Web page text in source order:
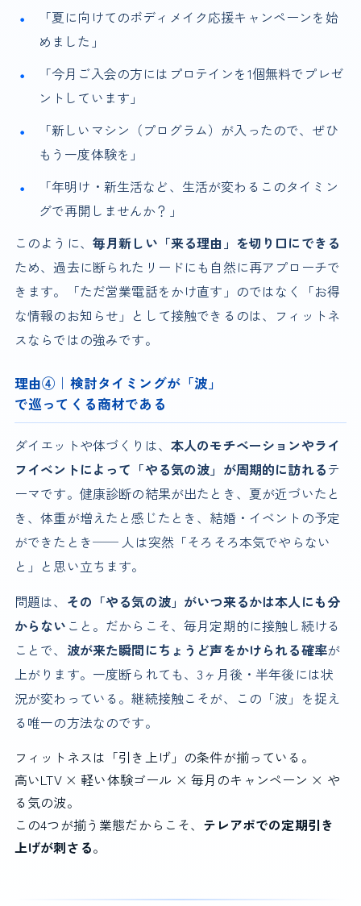
「夏に向けてのボディメイク応援キャンペーンを始
めました」
「今月ご入会の方にはプロテインを1個無料でプレゼ
ントしています」
「新しいマシン（プログラム）が入ったので、ぜひ
もう一度体験を」
「年明け・新生活など、生活が変わるこのタイミン
グで再開しませんか？」
このように、 毎月新しい「来る理由」を切り口にできる
ため、過去に断られたリードにも自然に再アプローチで
きます。「ただ営業電話をかけ直す」のではなく「お得
な情報のお知らせ」として接触できるのは、フィットネ
スならではの強みです。
理由④｜検討タイミングが「波」
で巡ってくる商材である
ダイエットや体づくりは、 本人のモチベーションやライ
フイベントによって「やる気の波」が周期的に訪れるテ
ーマです。健康診断の結果が出たとき、夏が近づいたと
き、体重が増えたと感じたとき、結婚・イベントの予定
ができたとき── 人は突然「そろそろ本気でやらない
と」と思い立ちます。
問題は、 その「やる気の波」がいつ来るかは本人にも分
からない こと。だからこそ、毎月定期的に接触し続ける
ことで、 波が来た瞬間にちょうど声をかけられる確率が
上がります。一度断られても、3ヶ月後・半年後には状
況が変わっている。継続接触こそが、この「波」を捉え
る唯一の方法なのです。
フィットネスは「引き上げ」の条件が揃っている。
高いLTV × 軽い体験ゴール × 毎月のキャンペーン × や
る気の波。
この4つが揃う業態だからこそ、 テレアポでの定期引き
上げが刺さる。